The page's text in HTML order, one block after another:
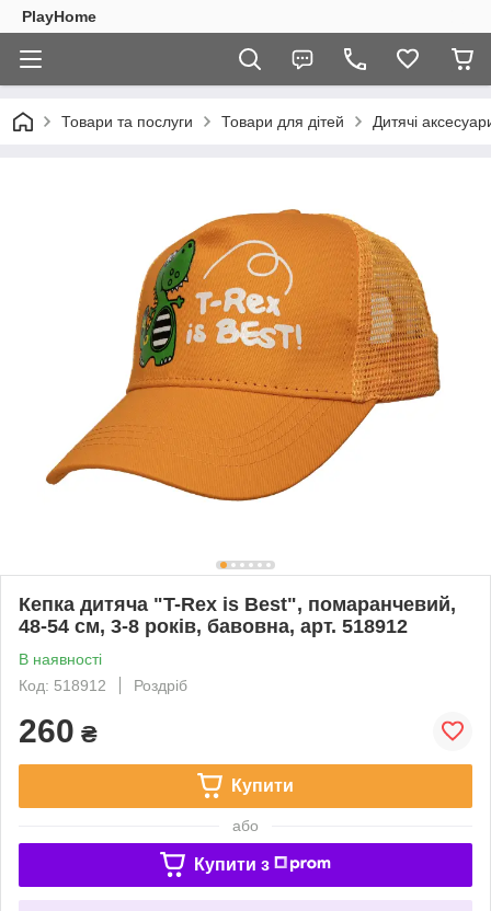
PlayHome
Товари та послуги Товари для дітей Дитячі
Кепка дитяча "T-Rex is Best", помаранчевий,
48-54 см, 3-8 років, бавовна, арт. 518912
В наявності
Код: 518912
Роздріб
260 ₴
Купити
або
Купити з